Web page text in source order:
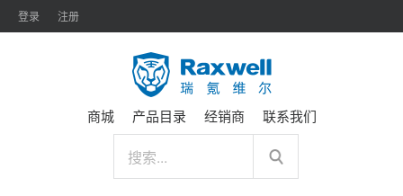
登录 注册
商城 产品目录 经销商 联系我们